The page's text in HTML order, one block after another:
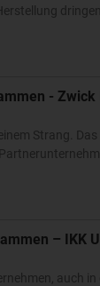
- Zwick
Strang.
– IKK
auch